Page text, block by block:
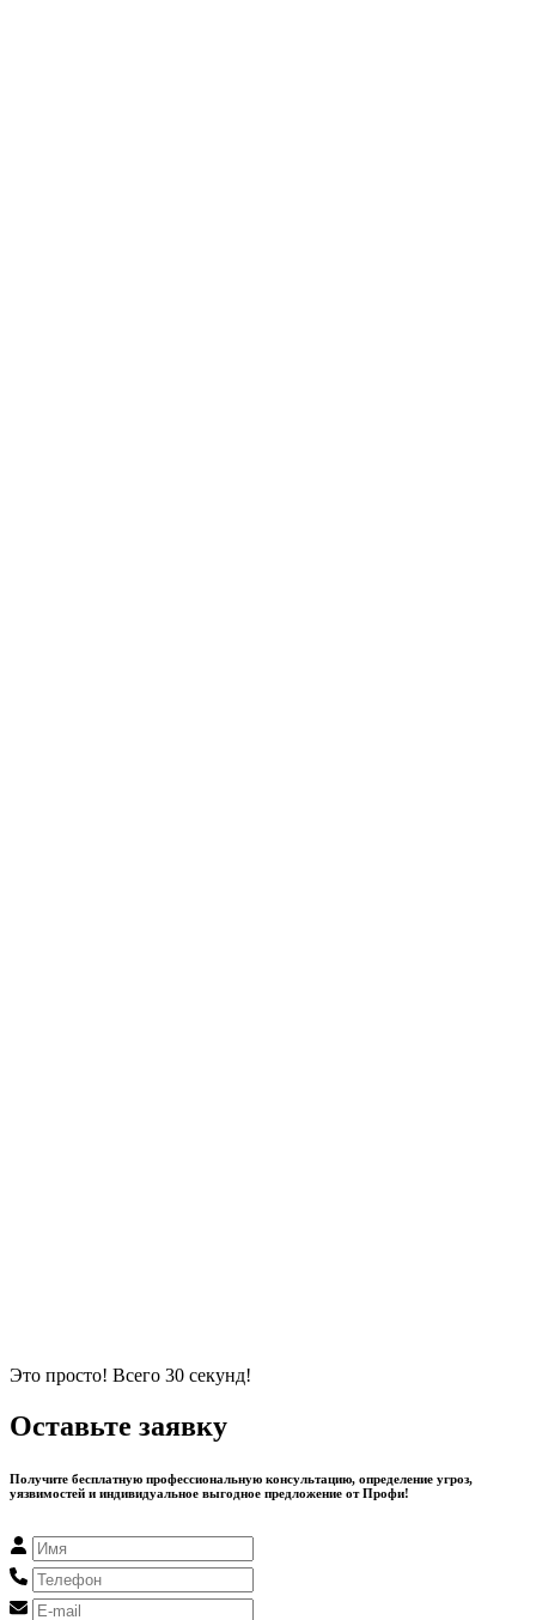
Это просто! Всего 30 секунд!
Оставьте заявку
Получите бесплатную профессиональную консультацию, определение угроз,
уязвимостей и индивидуальное выгодное предложение от Профи!